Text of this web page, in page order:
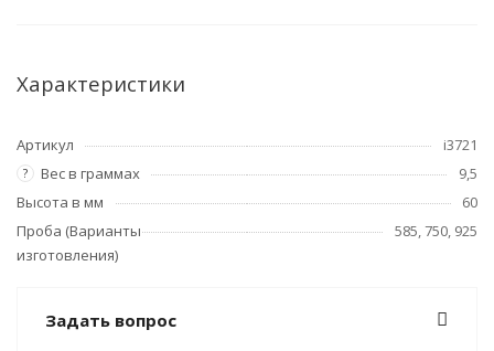
Характеристики
Артикул i3721
? Вес в граммах
9,5
Высота в мм
60
Проба (Варианты
изготовления)
585, 750, 925
Задать вопрос